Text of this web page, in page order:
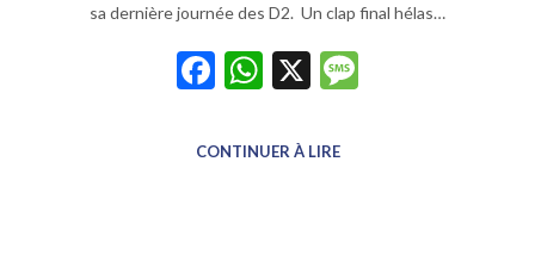
sa dernière journée des D2. Un clap final hélas…
Facebook
WhatsApp
X
CONTINUER À LIRE